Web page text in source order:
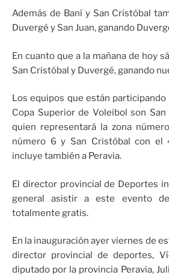
Además de Baní y San Cristóbal
Duvergé y San Juan, ganando
En cuanto que a la mañana de hoy
San Cristóbal y Duvergé, ganando
Los equipos que están
Copa Superior de Voleibol son San
quien representará la zona
número 6 y San Cristóbal con el
incluye también a Peravia.
El director provincial de Deportes
general asistir a este evento
totalmente gratis.
En la inauguración ayer viernes de
director provincial de deportes,
diputado por la provincia Peravia,